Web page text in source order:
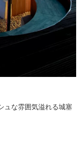
ュな雰囲気溢れる城塞